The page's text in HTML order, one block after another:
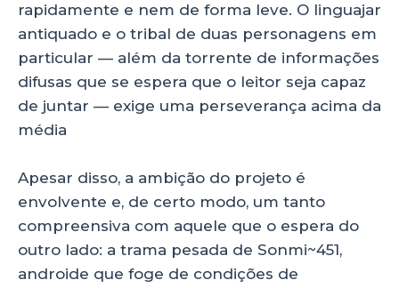
rapidamente e nem de forma leve. O linguajar
antiquado e o tribal de duas personagens em
particular — além da torrente de informações
difusas que se espera que o leitor seja capaz
de juntar — exige uma perseverança acima da
média
Apesar disso, a ambição do projeto é
envolvente e, de certo modo, um tanto
compreensiva com aquele que o espera do
outro lado: a trama pesada de Sonmi~451,
androide que foge de condições de